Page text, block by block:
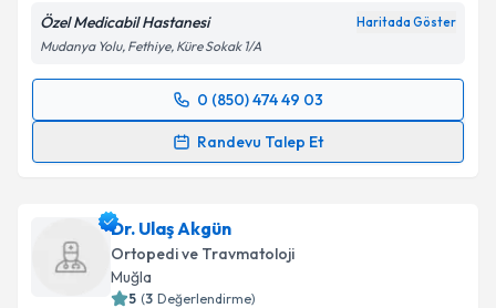
Özel Medicabil Hastanesi Haritada Göster
Mudanya Yolu, Fethiye, Küre Sokak 1/A
0 (850) 474 49 03
Randevu Talep Et
Randevu Takvimi Talebi
takvim hazırlandığında e-posta ile bilgilendireceğiz.
E-posta Adresiniz
Dr. Ulaş Akgün
Ortopedi ve Travmatoloji
Muğla
5 (3 Değerlendirme)